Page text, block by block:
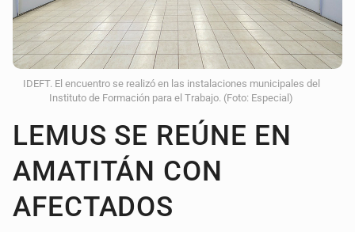
IDEFT. El encuentro se realizó en las instalaciones municipales del
Instituto de Formación para el Trabajo. (Foto: Especial)
LEMUS SE REÚNE EN
AMATITÁN CON
AFECTADOS